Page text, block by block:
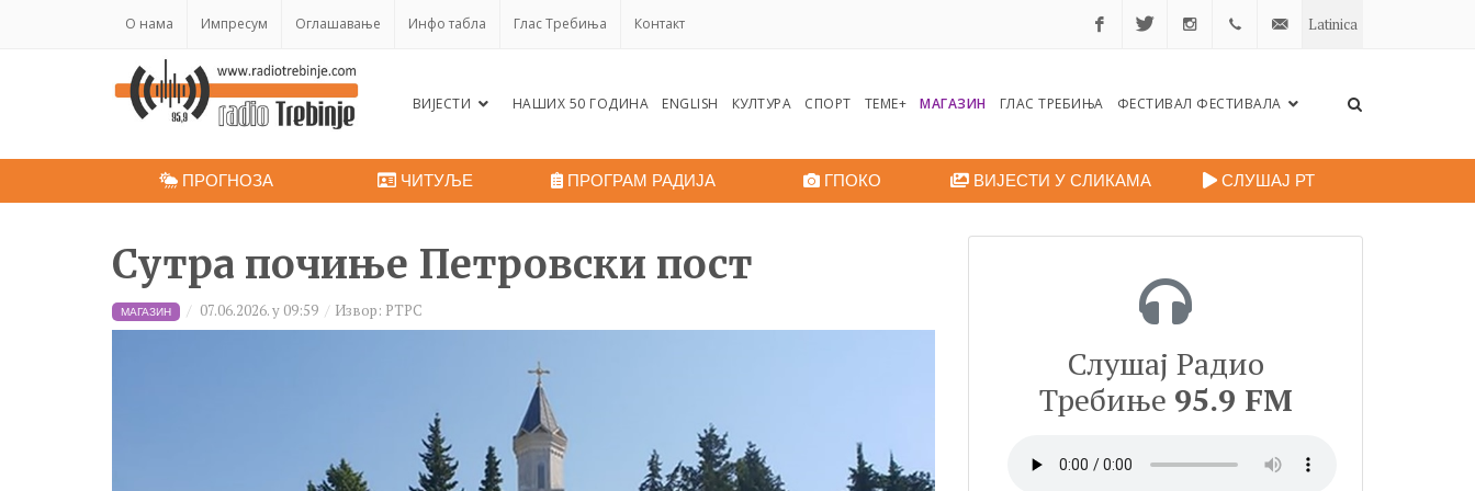
O нама Импресум Оглашавање Инфо табла Глас Требиња Контакт Latinica
ВИЈЕСТИ НАШИХ 50 ГОДИНА ENGLISH КУЛТУРА СПОРТ ТЕМЕ+ МАГАЗИН ГЛАС ТРЕБИЊА ФЕСТИВАЛ ФЕСТИВАЛА
ПРОГНОЗА ЧИТУЉЕ ПРОГРАМ РАДИЈА ГПОКО ВИЈЕСТИ У СЛИКАМА СЛУШАЈ РТ
Сутра почиње Петровски пост
МАГАЗИН 07.06.2026. у 09:59 Извор: РТРС
Слушај Радио
Требиње 95.9 FM